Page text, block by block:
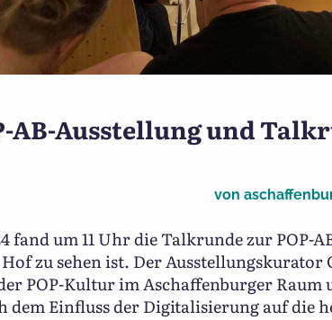
AB-Ausstellung und
von
fand um 11 Uhr die Talkrunde zur POP-
zu sehen ist. Der
POP-Kultur im Aschaffenburger
dem Einfluss der Digitalisierung auf die